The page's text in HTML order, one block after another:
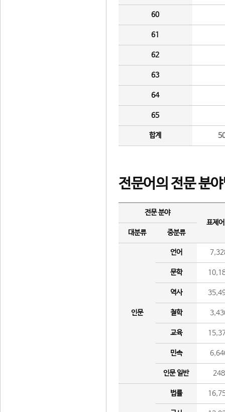
60
61
62
63
64
65
합계
전문어의 전문 분
전문 분야
표제
대분류
중분류
인문
언어
문학
역사
철학
교육
민속
인문 일반 248
법률